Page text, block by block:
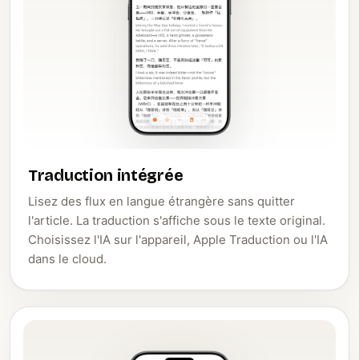
Traduction intégrée
Lisez des flux en langue étrangère sans quitter
l'article. La traduction s'affiche sous le texte original.
Choisissez l'IA sur l'appareil, Apple Traduction ou l'IA
dans le cloud.